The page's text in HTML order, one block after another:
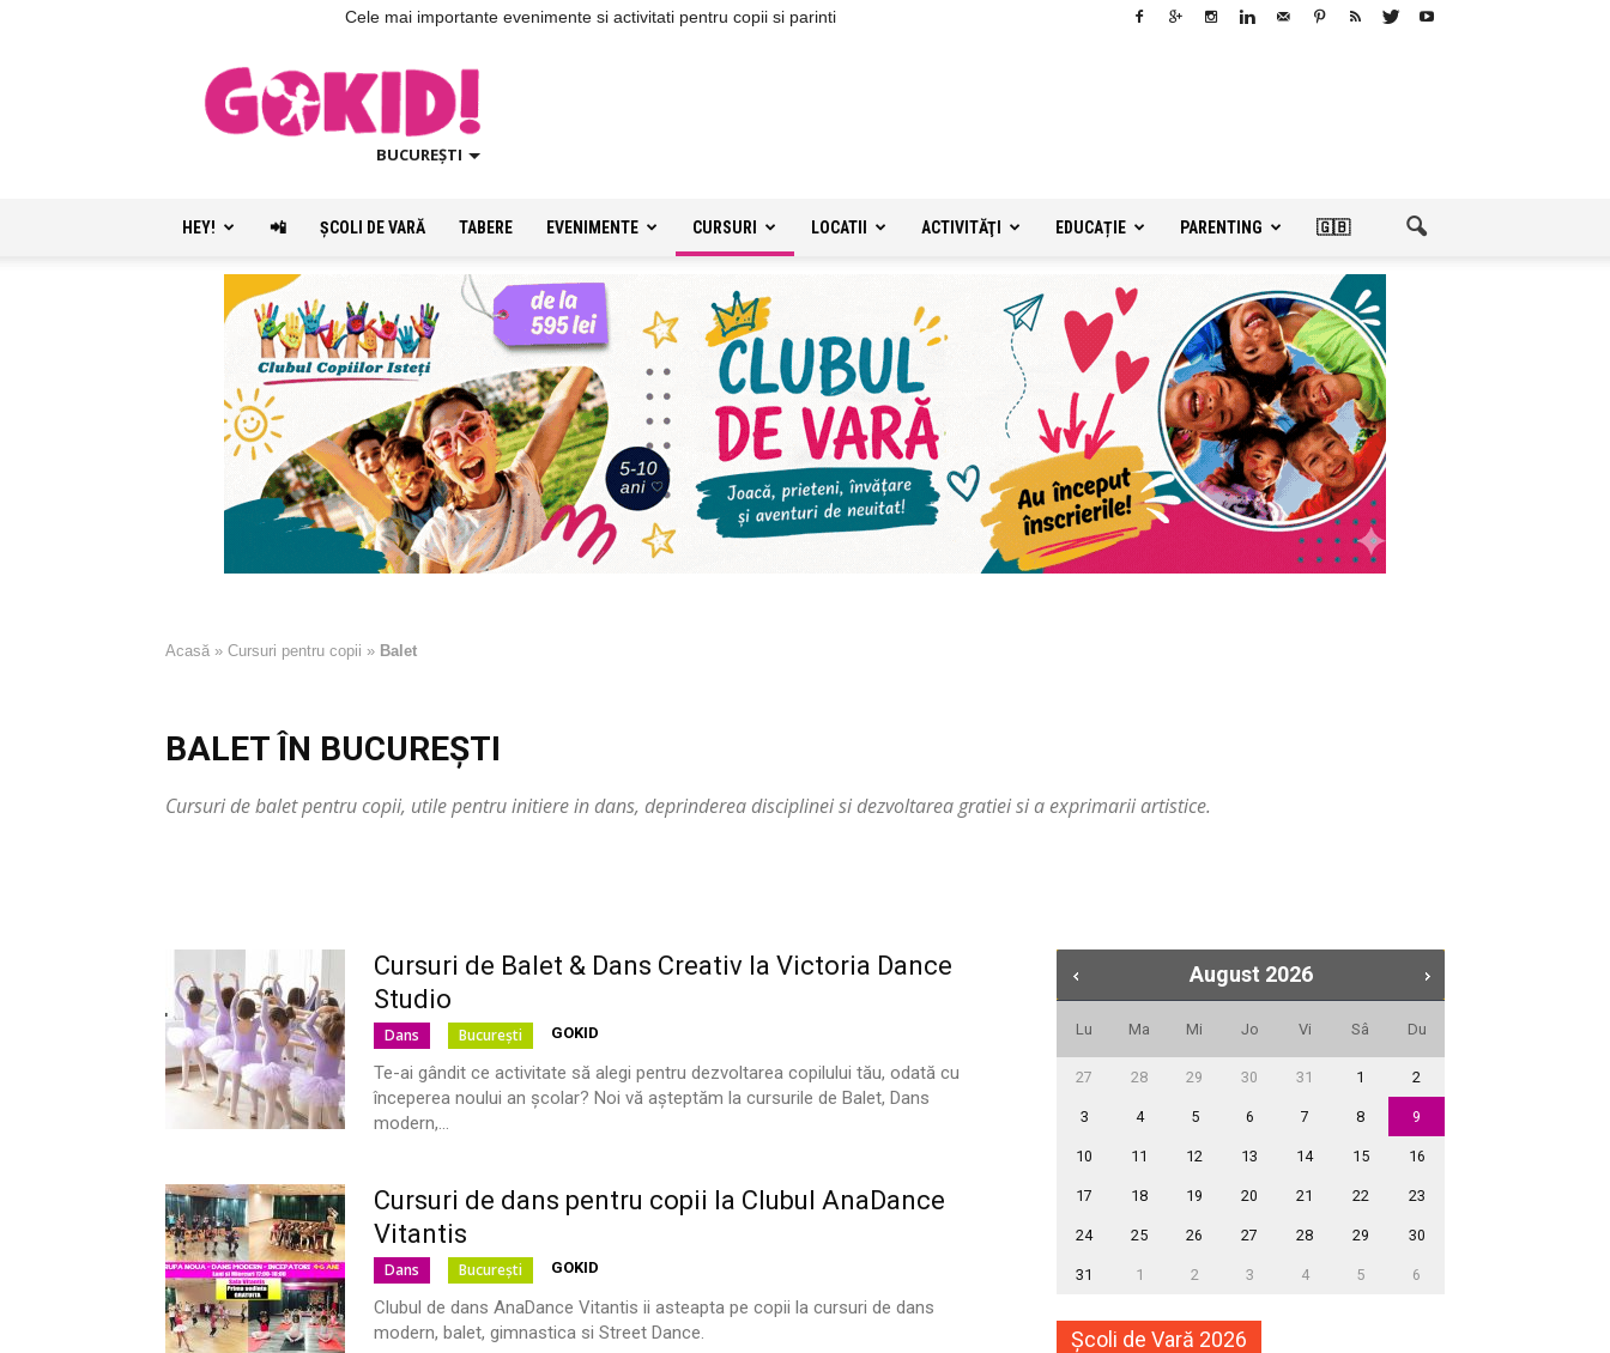
Cele mai importante evenimente si activitati pentru copii si parinti
BUCUREȘTI
HEY! 📲 ŞCOLI DE VARĂ TABERE EVENIMENTE CURSURI LOCATII ACTIVITĂŢI EDUCAȚIE PARENTING 🇬🇧
Acasă » Cursuri pentru copii » Balet
BALET ÎN BUCUREȘTI
Cursuri de balet pentru copii, utile pentru initiere in dans, deprinderea disciplinei si dezvoltarea gratiei si a exprimarii artistice.
Cursuri de Balet & Dans Creativ la Victoria Dance
Studio
Dans București GOKID
Te-ai gândit ce activitate să alegi pentru dezvoltarea copilului tău, odată cu
începerea noului an școlar? Noi vă așteptăm la cursurile de Balet, Dans
modern,...
Cursuri de dans pentru copii la Clubul AnaDance
Vitantis
Dans București GOKID
Clubul de dans AnaDance Vitantis ii asteapta pe copii la cursuri de dans
modern, balet, gimnastica si Street Dance.
August 2026
Lu Ma Mi Jo Vi Sâ Du
27 28 29 30 31 1 2
3 4 5 6 7 8 9
10 11 12 13 14 15 16
17 18 19 20 21 22 23
24 25 26 27 28 29 30
31 1 2 3 4 5 6
Școli de Vară 2026